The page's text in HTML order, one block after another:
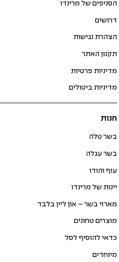
הסניפים של מרינדו
דרושים
הצהרת נגישות
תקנון האתר
מדיניות פרטיות
מדיניות ביטולים
חנות
בשר טלה
בשר עגלה
עוף והודו
יינות של מרינדו
מארזי בשר – און ליין בלבד
מוצרים טחונים
כדאי להוסיף לסל
מיוחדים